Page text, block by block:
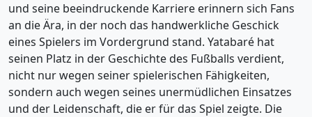
und seine beeindruckende Karriere erinnern sich Fans
an die Ära, in der noch das handwerkliche Geschick
eines Spielers im Vordergrund stand. Yatabaré hat
seinen Platz in der Geschichte des Fußballs verdient,
nicht nur wegen seiner spielerischen Fähigkeiten,
sondern auch wegen seines unermüdlichen Einsatzes
und der Leidenschaft, die er für das Spiel zeigte. Die